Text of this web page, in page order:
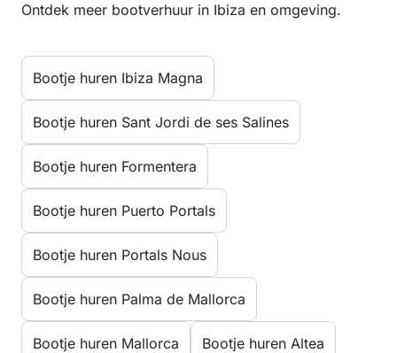
Ontdek meer bootverhuur in Ibiza en omgeving.
Bootje huren Ibiza Magna
Bootje huren Sant Jordi de ses Salines
Bootje huren Formentera
Bootje huren Puerto Portals
Bootje huren Portals Nous
Bootje huren Palma de Mallorca
Bootje huren Mallorca Bootje huren Altea